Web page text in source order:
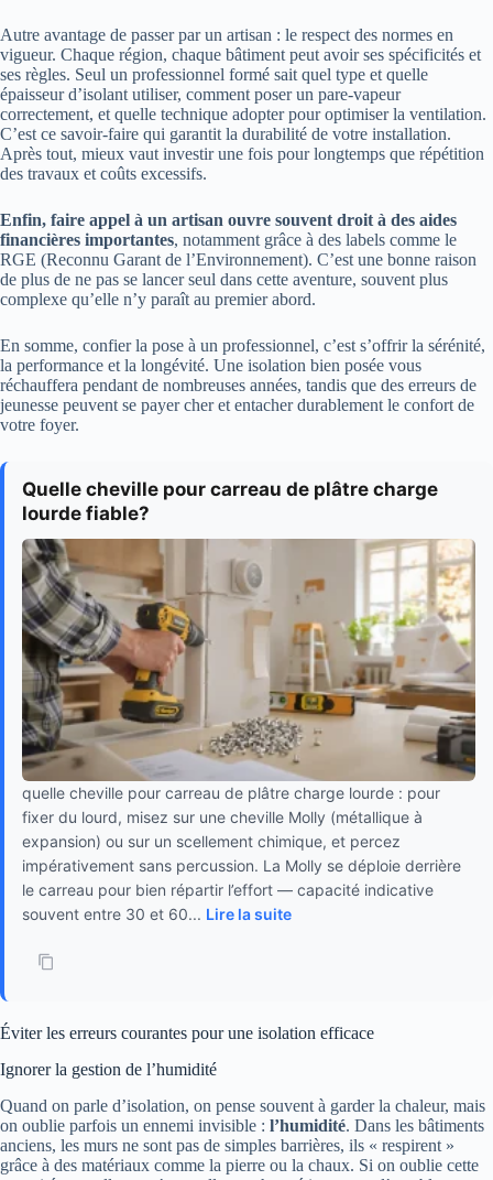
Autre avantage de passer par un artisan : le respect des normes en
vigueur. Chaque région, chaque bâtiment peut avoir ses spécificités et
ses règles. Seul un professionnel formé sait quel type et quelle
épaisseur d’isolant utiliser, comment poser un pare-vapeur
correctement, et quelle technique adopter pour optimiser la ventilation.
C’est ce savoir-faire qui garantit la durabilité de votre installation.
Après tout, mieux vaut investir une fois pour longtemps que répétition
des travaux et coûts excessifs.
Enfin, faire appel à un artisan ouvre souvent droit à des aides
financières importantes, notamment grâce à des labels comme le
RGE (Reconnu Garant de l’Environnement). C’est une bonne raison
de plus de ne pas se lancer seul dans cette aventure, souvent plus
complexe qu’elle n’y paraît au premier abord.
En somme, confier la pose à un professionnel, c’est s’offrir la sérénité,
la performance et la longévité. Une isolation bien posée vous
réchauffera pendant de nombreuses années, tandis que des erreurs de
jeunesse peuvent se payer cher et entacher durablement le confort de
votre foyer.
Quelle cheville pour carreau de plâtre charge
lourde fiable?
quelle cheville pour carreau de plâtre charge lourde : pour
fixer du lourd, misez sur une cheville Molly (métallique à
expansion) ou sur un scellement chimique, et percez
impérativement sans percussion. La Molly se déploie derrière
le carreau pour bien répartir l’effort — capacité indicative
souvent entre 30 et 60... Lire la suite
Éviter les erreurs courantes pour une isolation efficace
Ignorer la gestion de l’humidité
Quand on parle d’isolation, on pense souvent à garder la chaleur, mais
on oublie parfois un ennemi invisible : l’humidité. Dans les bâtiments
anciens, les murs ne sont pas de simples barrières, ils « respirent »
grâce à des matériaux comme la pierre ou la chaux. Si on oublie cette